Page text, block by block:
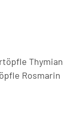
Thymian
Rosmarin